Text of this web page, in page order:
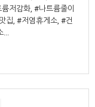
저감화, #나트륨줄이
집, #저염휴게소, #건
...